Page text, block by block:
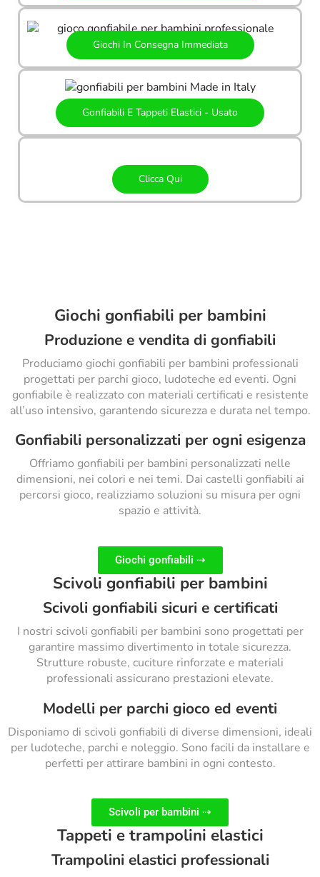
Giochi In Consegna Immediata
Gonfiabili E Tappeti Elastici - Usato
Clicca Qui
Giochi gonfiabili per bambini
Produzione e vendita di gonfiabili
Produciamo giochi gonfiabili per bambini professionali
progettati per parchi gioco, ludoteche ed eventi. Ogni
gonfiabile è realizzato con materiali certificati e resistente
all’uso intensivo, garantendo sicurezza e durata nel tempo.
Gonfiabili personalizzati per ogni esigenza
Offriamo gonfiabili per bambini personalizzati nelle
dimensioni, nei colori e nei temi. Dai castelli gonfiabili ai
percorsi gioco, realizziamo soluzioni su misura per ogni
spazio e attività.
Giochi gonfiabili ⇢
Scivoli gonfiabili per bambini
Scivoli gonfiabili sicuri e certificati
I nostri scivoli gonfiabili per bambini sono progettati per
garantire massimo divertimento in totale sicurezza.
Strutture robuste, cuciture rinforzate e materiali
professionali assicurano prestazioni elevate.
Modelli per parchi gioco ed eventi
Disponiamo di scivoli gonfiabili di diverse dimensioni, ideali
per ludoteche, parchi e noleggio. Sono facili da installare e
perfetti per attirare bambini in ogni contesto.
Scivoli per bambini ⇢
Tappeti e trampolini elastici
Trampolini elastici professionali